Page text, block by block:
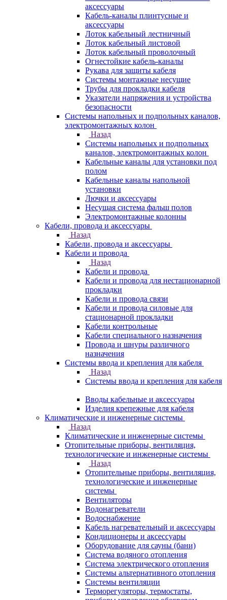
аксессуары
Кабель-каналы плинтусные и
аксессуары
Лоток кабельный лестничный
Лоток кабельный листовой
Лоток кабельный проволочный
Огнестойкие кабель-каналы
Рукава для защиты кабеля
Системы монтажные несущие
Трубы для прокладки кабеля
Указатели напряжения и устройства
безопасности
Системы напольных и подпольных каналов,
электромонтажных колон
Назад
Системы напольных и подпольных
каналов, электромонтажных колон
Кабельные каналы для установки под
полом
Кабельные каналы напольной
установки
Лючки и аксессуары
Несущая система фальш полов
Электромонтажные колонны
Кабели, провода и аксессуары
Назад
Кабели, провода и аксессуары
Кабели и провода
Назад
Кабели и провода
Кабели и провода для нестационарной
прокладки
Кабели и провода связи
Кабели и провода силовые для
стационарной прокладки
Кабели контрольные
Кабели специального назначения
Провода и шнуры различного
назначения
Системы ввода и крепления для кабеля
Назад
Системы ввода и крепления для кабеля
Вводы кабельные и аксессуары
Изделия крепежные для кабеля
Климатические и инженерные системы
Назад
Климатические и инженерные системы
Отопительные приборы, вентиляция,
технологические и инженерные системы
Назад
Отопительные приборы, вентиляция,
технологические и инженерные
системы
Вентиляторы
Водонагреватели
Водоснабжение
Кабель нагревательный и аксессуары
Кондиционеры и аксессуары
Оборудование для сауны (бани)
Система водяного отопления
Система электрического отопления
Системы альтернативного отопления
Системы вентиляции
Терморегуляторы, термостаты,